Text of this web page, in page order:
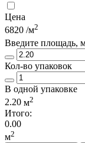
Цена
6820 /м2
Введите площадь,
Кол-во упаковок
В одной упаковке
2.20 м2
Итого:
0.00
м2